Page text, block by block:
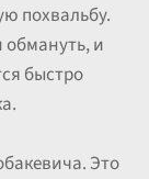
похвальбу.
и
быстро
Это